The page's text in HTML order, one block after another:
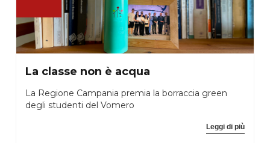
La classe non è acqua
La Regione Campania premia la borraccia green
degli studenti del Vomero
Leggi di più